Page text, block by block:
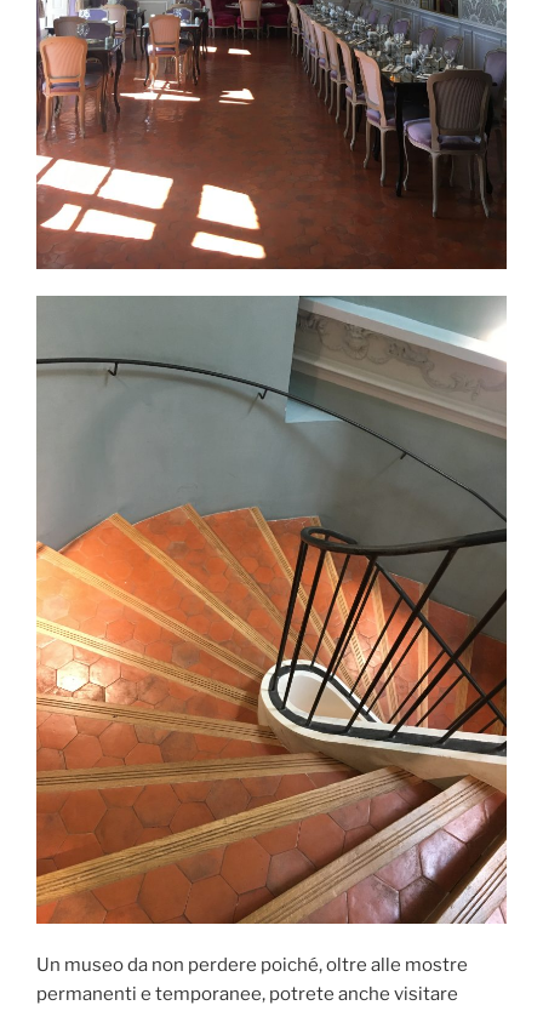
Un museo da non perdere poiché, oltre alle mostre
permanenti e temporanee, potrete anche visitare